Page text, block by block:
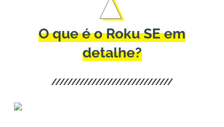
O que é o Roku SE em
detalhe?